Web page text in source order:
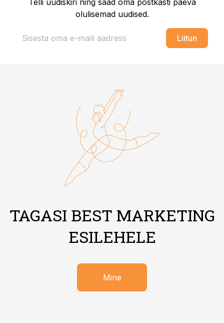
Telli uudiskiri ning saad oma postkasti päeva
olulisemad uudised.
Liitun
TAGASI BEST MARKETING
ESILEHELE
Mine